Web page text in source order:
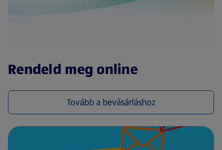
Rendeld meg online
Tovább a bevásárláshoz
(új oldalon nyílik meg)